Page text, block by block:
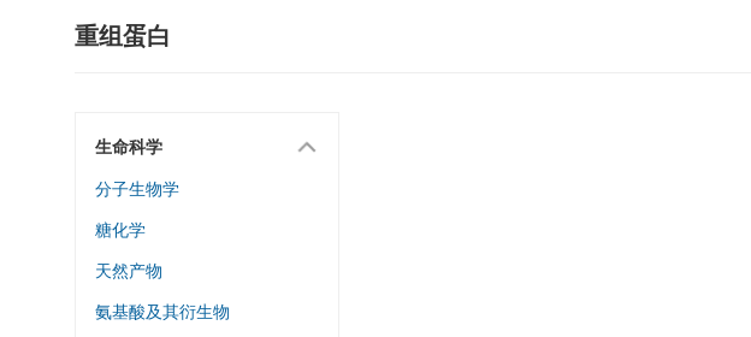
重组蛋白
生命科学
分子生物学
糖化学
天然产物
氨基酸及其衍生物